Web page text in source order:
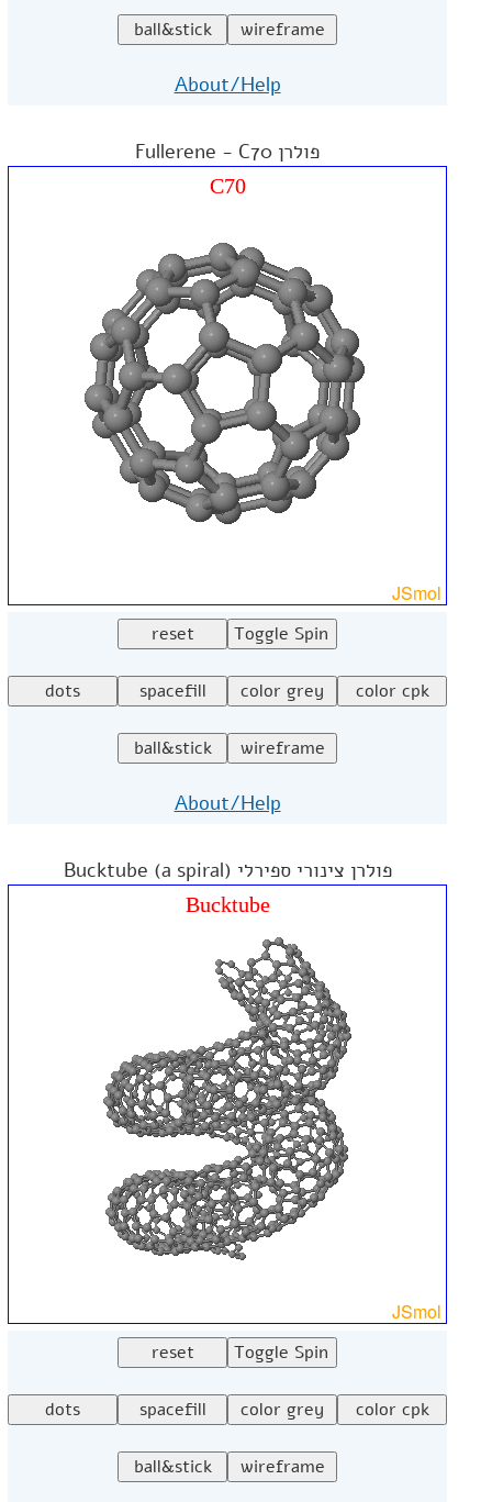
About/Help
פולרן Fullerene - C70
About/Help
פולרן צינורי ספירלי (Bucktube (a spiral